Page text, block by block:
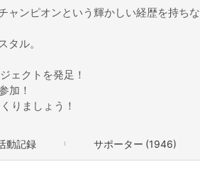
ャンピオンという輝かしい経歴を持ちな
ル。
ェクトを発足！
加！
りましょう！
動記録 サポーター (1946)